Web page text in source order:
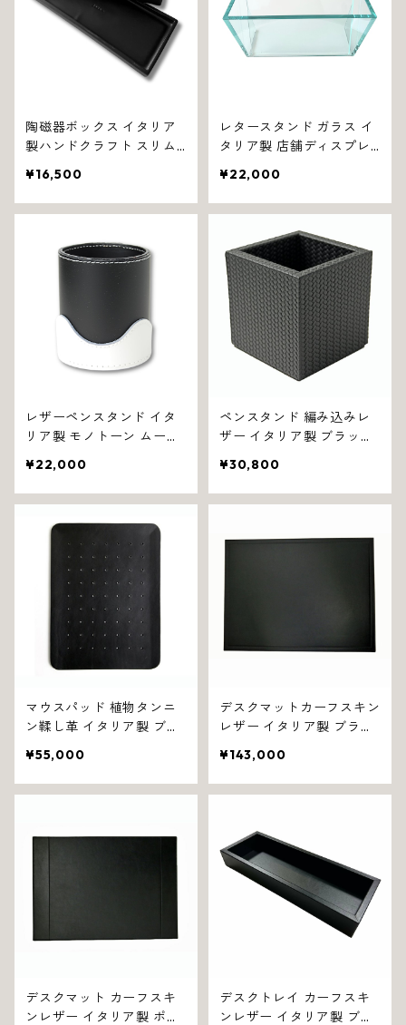
陶磁器ボックス イタリア
製ハンドクラフト スリム
¥16,500
レタースタンド ガラス イ
タリア製 店舗ディスプレ
¥22,000
レザーペンスタンド イタ
リア製 モノトーン ムーン
¥22,000
ペンスタンド 編み込みレ
ザー イタリア製 ブラック
¥30,800
マウスパッド 植物タンニ
ン鞣し革 イタリア製 ブラ
¥55,000
デスクマットカーフスキン
レザー イタリア製 ブラッ
¥143,000
デスクマット カーフスキ
ンレザー イタリア製 ポケ
デスクトレイ カーフスキ
ンレザー イタリア製 ブラ